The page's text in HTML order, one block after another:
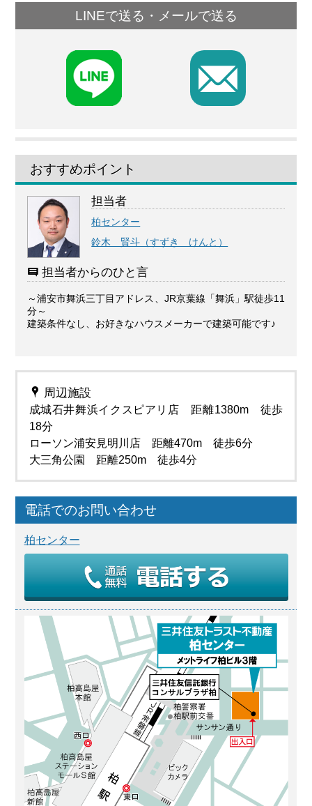
LINEで送る・メールで送る
F
おすすめポイント
担当者
柏センター
鈴木 賢斗（すずき けんと）
担当者からのひと言
～浦安市舞浜三丁目アドレス、JR京葉線「舞浜」駅徒歩11
分～
建築条件なし、お好きなハウスメーカーで建築可能です♪
周辺施設
成城石井舞浜イクスピアリ店 距離1380m 徒歩
18分
ローソン浦安見明川店 距離470m 徒歩6分
大三角公園 距離250m 徒歩4分
電話でのお問い合わせ
柏センター